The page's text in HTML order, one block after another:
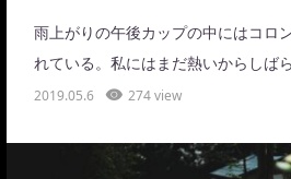
雨上がりの午後カップの中にはコロ
れている。私にはまだ熱いからしば
2019.05.6 274 view